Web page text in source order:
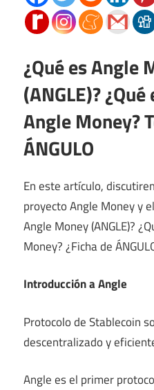
¿Qué es Angle
(ANGLE)?
Angle Money?
ÁNGULO
En este artículo,
proyecto Angle Money y
Angle Money (ANGLE)?
Money? ¿Ficha de
Introducción a Angle
Protocolo de Stablecoin
descentralizado y
Angle es el primer